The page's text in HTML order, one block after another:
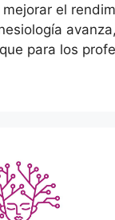
el
para los